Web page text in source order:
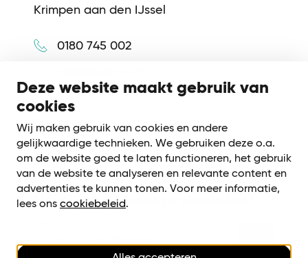
Deze website maakt gebruik van
cookies
Wij maken gebruik van cookies en andere
gelijkwaardige technieken. We gebruiken deze o.a.
om de website goed te laten functioneren, het gebruik
van de website te analyseren en relevante content en
advertenties te kunnen tonen. Voor meer informatie,
lees ons cookiebeleid.
Krimpen aan den IJssel
0180 745 002
Volg ons
Meld je aan voor onze nieuwsbrief